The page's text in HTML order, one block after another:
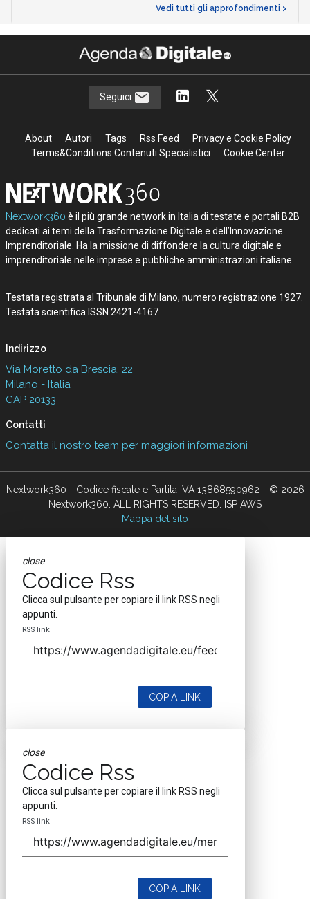
Vedi tutti gli approfondimenti >
Seguici
About Autori Tags Rss Feed
Privacy e Cookie Policy
Terms&Conditions Contenuti Specialistici
Cookie Center
Nextwork360 è il più grande network in Italia di testate e portali B2B
dedicati ai temi della Trasformazione Digitale e dell’Innovazione
Imprenditoriale. Ha la missione di diffondere la cultura digitale e
imprenditoriale nelle imprese e pubbliche amministrazioni italiane.
Testata registrata al Tribunale di Milano, numero registrazione 1927.
Testata scientifica ISSN 2421-4167
Indirizzo
Via Moretto da Brescia, 22
Milano - Italia
CAP 20133
Contatti
Contatta il nostro team per maggiori informazioni
Nextwork360 - Codice fiscale e Partita IVA 13868590962 - © 2026
Nextwork360. ALL RIGHTS RESERVED. ISP AWS
Mappa del sito
close
Codice Rss
Clicca sul pulsante per copiare il link RSS negli
appunti.
RSS link
COPIA LINK
close
Codice Rss
Clicca sul pulsante per copiare il link RSS negli
appunti.
RSS link
COPIA LINK